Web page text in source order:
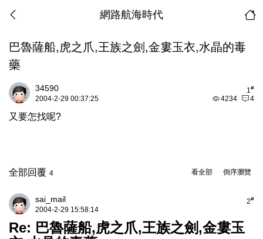
網路航海時代
巴魯薩船,虎之爪,王族之劍,金婁玉衣,水晶的毒
藥
1#
34590
4234 4
2004-2-29 00:37:25
又要怎找呢?
倒序瀏覽
看全部
全部回覆 4
2#
sai_mail
2004-2-29 15:58:14
Re: 巴魯薩船,虎之爪,王族之劍,金婁玉